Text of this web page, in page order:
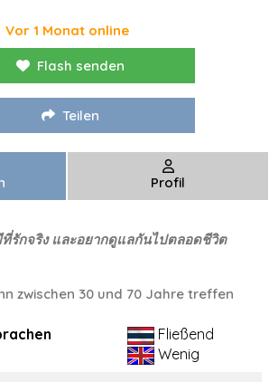
Vor 1 Monat online
Flash senden
Teilen
Profil
รักจริง และอยากดูแลกันไปตลอดชีวิต
zwischen 30 und 70 Jahre treffen
Fließend
Wenig